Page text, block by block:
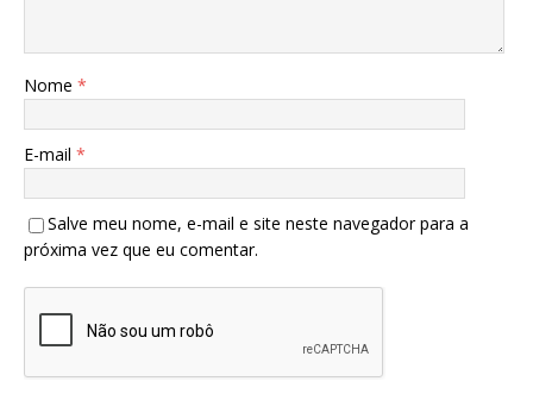
Nome *
E-mail *
Salve meu nome, e-mail e site neste navegador para a
próxima vez que eu comentar.